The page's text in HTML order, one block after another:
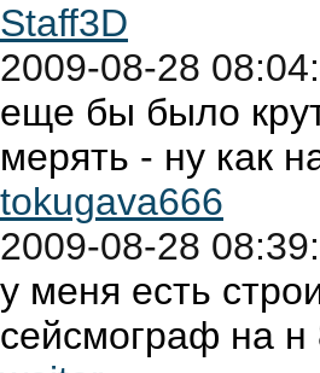
Staff3D
2009-08-28
еще бы было
мерять - ну как
tokugava666
2009-08-28
у меня есть
сейсмограф на н